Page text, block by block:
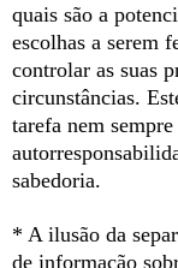
quais são a
escolhas a serem
controlar as suas
circunstâncias.
tarefa nem
sabedoria.
* A ilusão da
de informação